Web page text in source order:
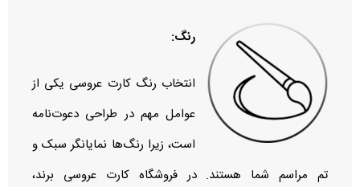
رنگ:
انتخاب رنگ کارت عروسی یکی از
عوامل مهم در طراحی دعوت‌نامه
است، زیرا رنگ‌ها نمایانگر سبک و
تم مراسم شما هستند. در فروشگاه کارت عروسی برند،